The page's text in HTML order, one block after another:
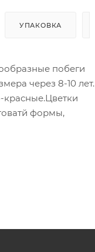
УПАКОВКА
побеги
через 8-10 лет.
красные.Цветки
формы,